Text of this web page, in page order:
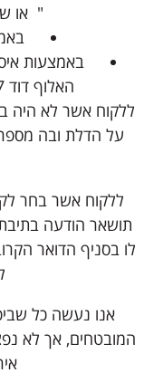
" או
באמצעות
האלוף דוד 17 ראשון לציון 0542200896.
ללקוח אשר לא היה
על הדלת ובה
ללקוח אשר בחר
תושאר הודעה
לו בסניף הדואר
אנו נעשה כל
המובטחים, אך לא